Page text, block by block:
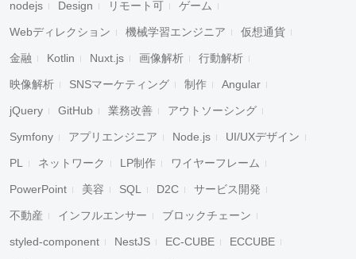
nodejs Design リモート可 ゲーム
Webディレクション 機械学習エンジニア 仮想通貨
金融 Kotlin Nuxt.js 画像解析 行動解析
映像解析 SNSマーケティング 制作 Angular
jQuery GitHub 業務改善 アウトソーシング
Symfony アプリエンジニア Node.js UI/UXデザイン
PL ネットワーク LP制作 ワイヤーフレーム
PowerPoint 美容 SQL D2C サービス開発
不動産 インフルエンサー ブロックチェーン
styled-component NestJS EC-CUBE ECCUBE